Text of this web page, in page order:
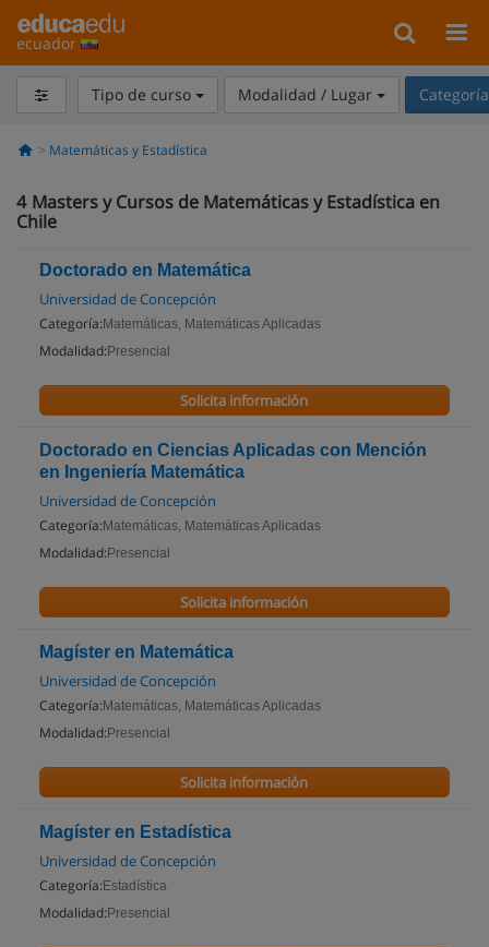
ecuador
Tipo de curso Modalidad / Lugar
Matemáticas y Estadística
4 Masters y Cursos de Matemáticas y Estadística en
Chile
Doctorado en Matemática
Universidad de Concepción
Categoría: Matemáticas, Matemáticas Aplicadas
Modalidad: Presencial
Solicita información
Doctorado en Ciencias Aplicadas con Mención
en Ingeniería Matemática
Universidad de Concepción
Categoría: Matemáticas, Matemáticas Aplicadas
Modalidad: Presencial
Solicita información
Magíster en Matemática
Universidad de Concepción
Categoría: Matemáticas, Matemáticas Aplicadas
Modalidad: Presencial
Solicita información
Magíster en Estadística
Universidad de Concepción
Categoría: Estadística
Modalidad: Presencial